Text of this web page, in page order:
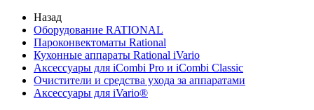
Назад
Оборудование RATIONAL
Пароконвектоматы Rational
Кухонные аппараты Rational iVario
Аксессуары для iCombi Pro и iCombi Classic
Очистители и средства ухода за аппаратами
Аксессуары для iVario®